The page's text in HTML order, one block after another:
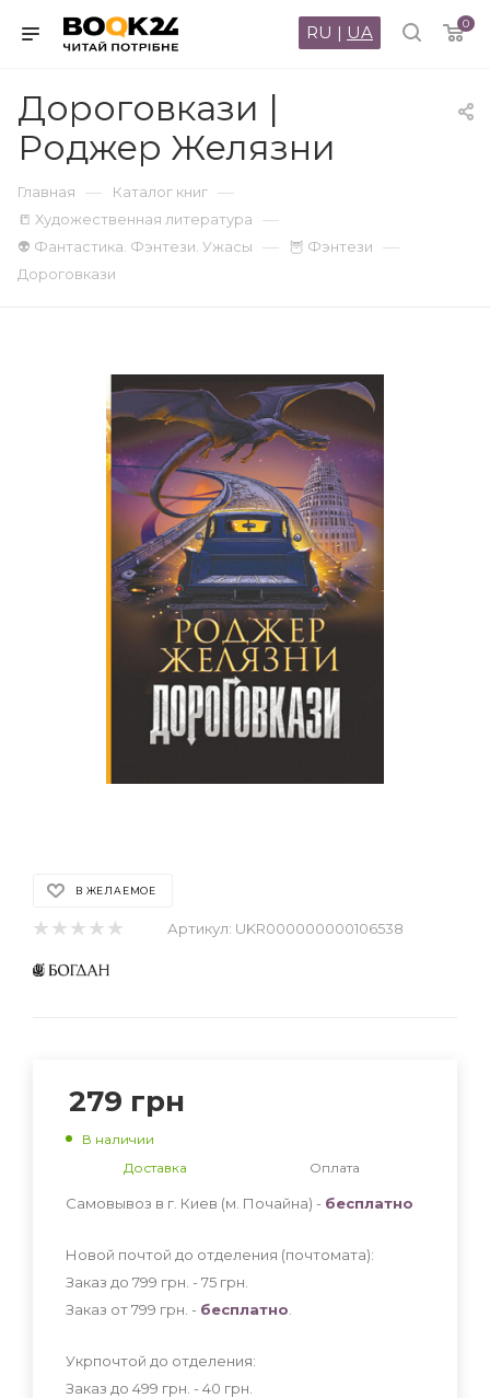
0
RU | UA
Дороговкази |
Роджер Желязни
Главная — Каталог книг —
📒 Художественная литература —
👽 Фантастика. Фэнтези. Ужасы — 🦉 Фэнтези —
Дороговкази
В ЖЕЛАЕМОЕ
Артикул: UKR000000000106538
279 грн
В наличии
Доставка
Оплата
Самовывоз в г. Киев (м. Почайна) - бесплатно
Новой почтой до отделения (почтомата):
Заказ до 799 грн. - 75 грн
Заказ от 799 грн. - бесплатно
Укрпочтой до отделения:
Заказ до 499 грн. - 40 грн